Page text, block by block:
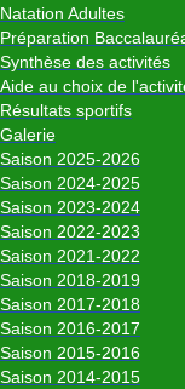
Natation Adultes
Préparation
Synthèse des activités
Aide au choix de
Résultats sportifs
Galerie
Saison 2025-2026
Saison 2024-2025
Saison 2023-2024
Saison 2022-2023
Saison 2021-2022
Saison 2018-2019
Saison 2017-2018
Saison 2016-2017
Saison 2015-2016
Saison 2014-2015